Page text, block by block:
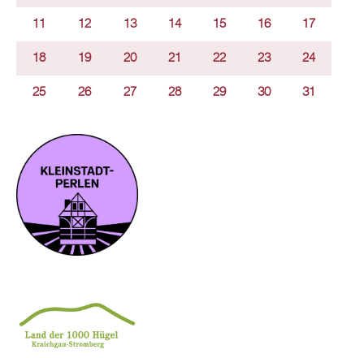
11 12 13 14 15 16 17
18 19 20 21 22 23 24
25 26 27 28 29 30 31